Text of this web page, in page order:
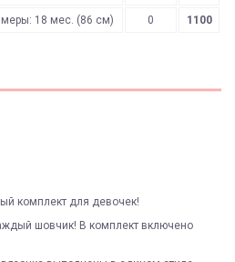
18 мес. (86 см) 0 1100
комплект для девочек!
шовчик! В комплект включено